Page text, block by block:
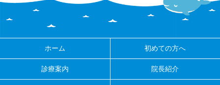
ホーム 初めての方へ
診療案内 院長紹介